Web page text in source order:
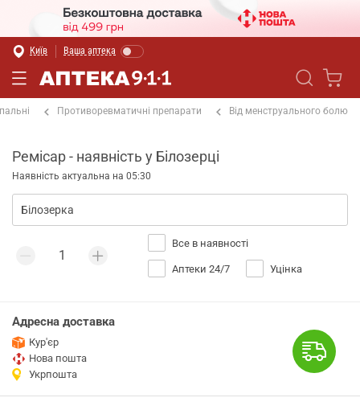
Київ Ваша аптека
Противоревматичні препарати Від менструального болю
Ремісар - наявність у Білозерці
Наявність актуальна на 05:30
Все в наявності
Аптеки 24/7 Уцінка
Адресна доставка
Кур'єр
Нова пошта
Укрпошта